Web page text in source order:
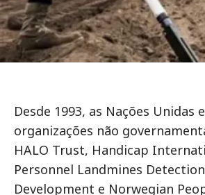
Desde 1993, as Nações Unidas
organizações não
HALO Trust, Handicap
Personnel Landmines
Development e Norwegian